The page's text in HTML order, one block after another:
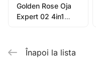
Golden Rose Oja
Expert 02 4in1
Înapoi la lista